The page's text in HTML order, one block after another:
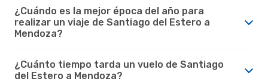
¿Cuándo es la mejor época del año para
realizar un viaje de Santiago del Estero a
Mendoza?
¿Cuánto tiempo tarda un vuelo de Santiago
del Estero a Mendoza?